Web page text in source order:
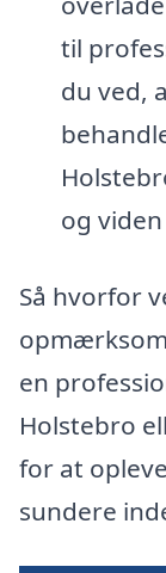
til
du ved,
og
Så hvorfor
en
Holstebro
for at
sundere